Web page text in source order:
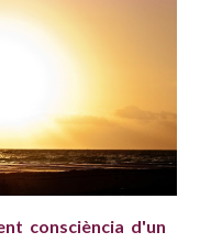
consciència d'un